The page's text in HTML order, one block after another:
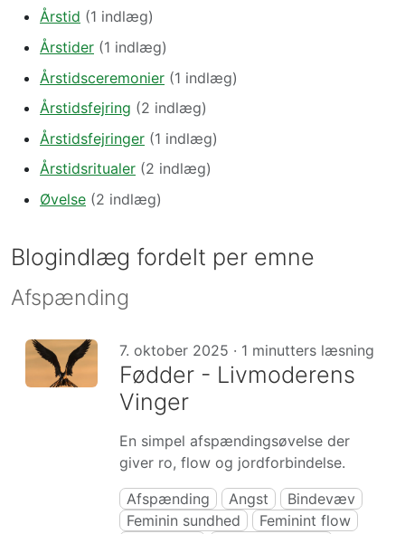
Årstid (1 indlæg)
Årstider (1 indlæg)
Årstidsceremonier (1 indlæg)
Årstidsfejring (2 indlæg)
Årstidsfejringer (1 indlæg)
Årstidsritualer (2 indlæg)
Øvelse (2 indlæg)
Blogindlæg fordelt per emne
Afspænding
7. oktober 2025 · 1 minutters læsning
Fødder - Livmoderens
Vinger
En simpel afspændingsøvelse der
giver ro, flow og jordforbindelse.
Afspænding
Angst
Bindevæv
Feminin sundhed
Feminint flow